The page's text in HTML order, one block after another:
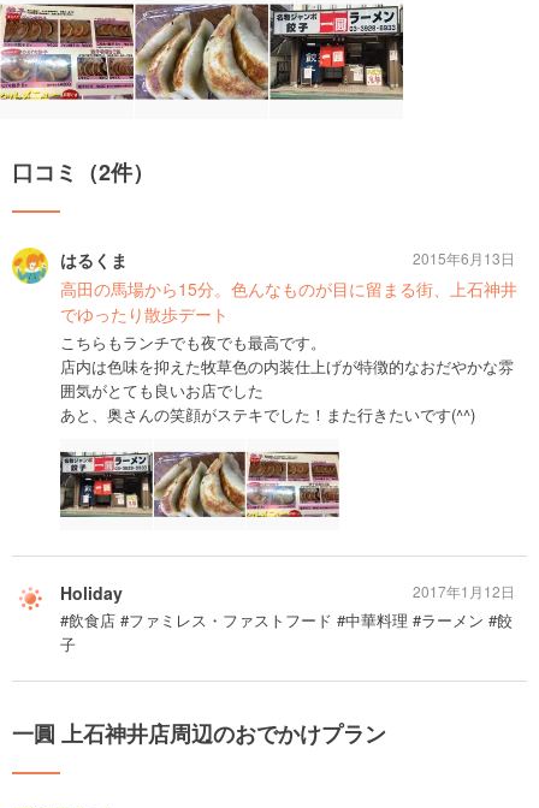
口コミ（2件）
はるくま
高田の馬場から15分。色んなものが目に留まる街、上石神井
でゆったり散歩デート
こちらもランチでも夜でも最高です。
店内は色味を抑えた牧草色の内装仕上げが特徴的なおだやかな雰
囲気がとても良いお店でした
あと、奥さんの笑顔がステキでした！また行きたいです(^^)
2015年6月13日
Holiday
#飲食店 #ファミレス・ファストフード #中華料理 #ラーメン #餃
子
2017年1月12日
一圓 上石神井店周辺のおでかけプラン